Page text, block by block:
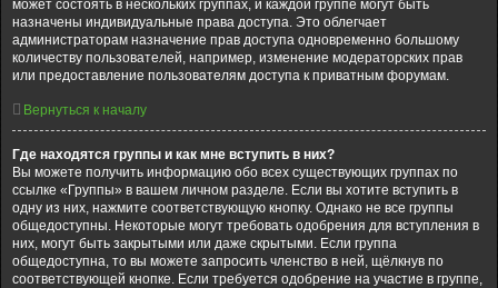
может состоять в нескольких группах, и каждой группе могут быть
назначены индивидуальные права доступа. Это облегчает
администраторам назначение прав доступа одновременно большому
количеству пользователей, например, изменение модераторских прав
или предоставление пользователям доступа к приватным форумам.
Вернуться к началу
Где находятся группы и как мне вступить в них?
Вы можете получить информацию обо всех существующих группах по
ссылке «Группы» в вашем личном разделе. Если вы хотите вступить в
одну из них, нажмите соответствующую кнопку. Однако не все группы
общедоступны. Некоторые могут требовать одобрения для вступления в
них, могут быть закрытыми или даже скрытыми. Если группа
общедоступна, то вы можете запросить членство в ней, щёлкнув по
соответствующей кнопке. Если требуется одобрение на участие в группе,